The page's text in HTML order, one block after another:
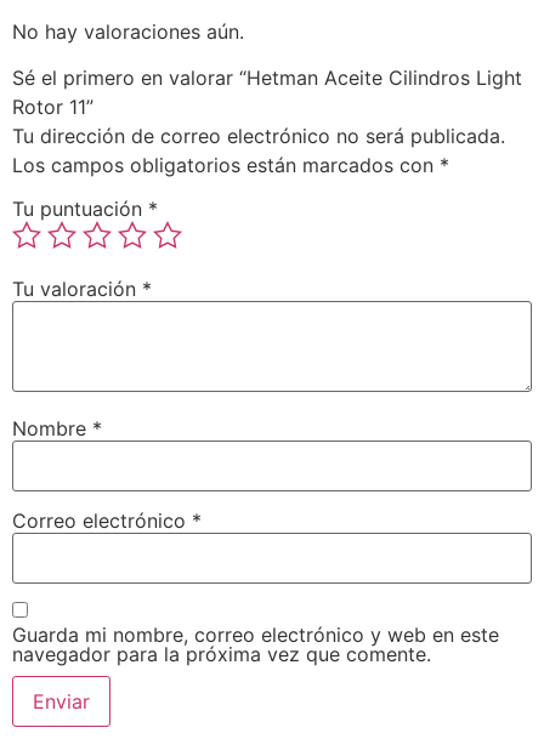
No hay valoraciones aún.
Sé el primero en valorar “Hetman Aceite Cilindros Light
Rotor 11”
Tu dirección de correo electrónico no será publicada.
Los campos obligatorios están marcados con *
Tu puntuación *
Tu valoración *
Nombre *
Correo electrónico *
Guarda mi nombre, correo electrónico y web en este
navegador para la próxima vez que comente.